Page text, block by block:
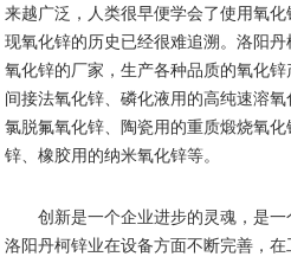
来越广泛，人类很早便学会了使用氧
现氧化锌的历史已经很难追溯。洛阳
氧化锌的厂家，生产各种品质的氧化锌
间接法氧化锌、磷化液用的高纯速溶
氯脱氟氧化锌、陶瓷用的重质煅烧氧
锌、橡胶用的纳米氧化锌等。
创新是一个企业进步的灵魂，是
洛阳丹柯锌业在设备方面不断完善，